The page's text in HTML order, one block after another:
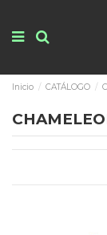
Inicio CATÁLOGO